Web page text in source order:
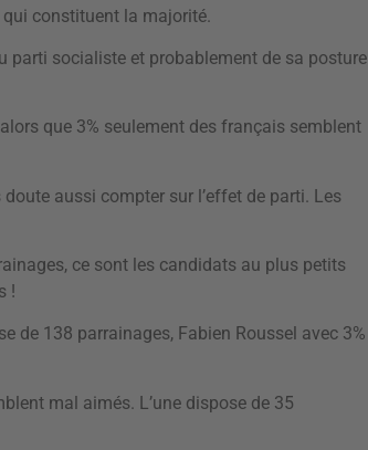
constituent la majorité.
parti socialiste et probablement de sa posture
que 3% seulement des français semblent
aussi compter sur l’effet de parti. Les
ce sont les candidats au plus petits
!
de 138 parrainages, Fabien Roussel avec 3%
mal aimés. L’une dispose de 35